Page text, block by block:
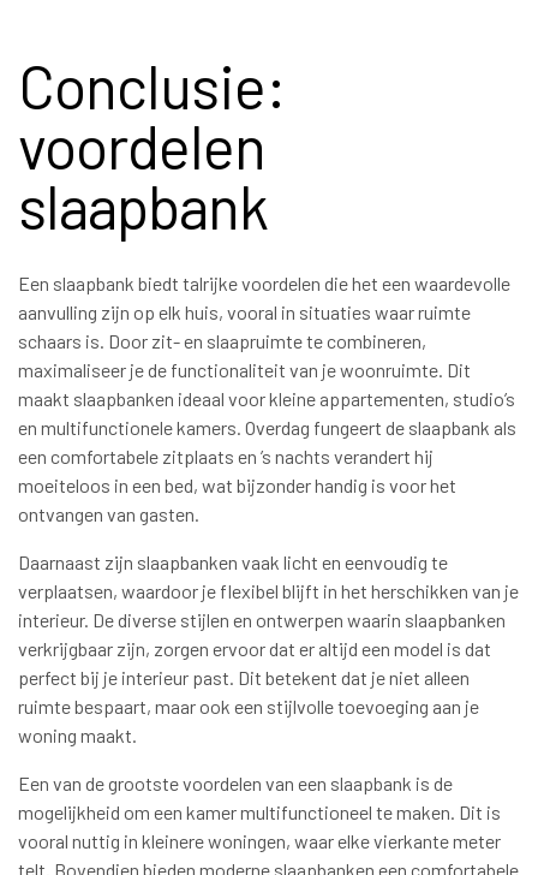
Conclusie:
voordelen
slaapbank
Een slaapbank biedt talrijke voordelen die het een waardevolle
aanvulling zijn op elk huis, vooral in situaties waar ruimte
schaars is. Door zit- en slaapruimte te combineren,
maximaliseer je de functionaliteit van je woonruimte. Dit
maakt slaapbanken ideaal voor kleine appartementen, studio’s
en multifunctionele kamers. Overdag fungeert de slaapbank als
een comfortabele zitplaats en ’s nachts verandert hij
moeiteloos in een bed, wat bijzonder handig is voor het
ontvangen van gasten.
Daarnaast zijn slaapbanken vaak licht en eenvoudig te
verplaatsen, waardoor je flexibel blijft in het herschikken van je
interieur. De diverse stijlen en ontwerpen waarin slaapbanken
verkrijgbaar zijn, zorgen ervoor dat er altijd een model is dat
perfect bij je interieur past. Dit betekent dat je niet alleen
ruimte bespaart, maar ook een stijlvolle toevoeging aan je
woning maakt.
Een van de grootste voordelen van een slaapbank is de
mogelijkheid om een kamer multifunctioneel te maken. Dit is
vooral nuttig in kleinere woningen, waar elke vierkante meter
telt. Bovendien bieden moderne slaapbanken een comfortabele